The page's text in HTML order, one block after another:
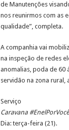
de Manutenções
nos reunirmos com as
qualidade”, completa.
A companhia vai
na inspeção de redes
anomalias, poda de 60
servidão na zona rural,
Serviço
Caravana
Dia: terça-feira (21).